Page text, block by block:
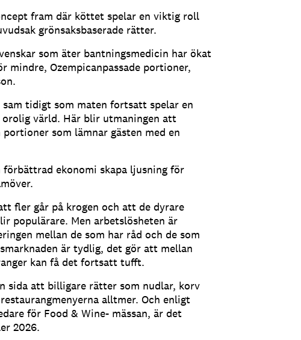
fram där köttet spelar en viktig roll
grönsaksbaserade rätter.
som äter bantningsmedicin har ökat
mindre, Ozempicanpassade portioner,
tidigt som maten fortsatt spelar en
värld. Här blir utmaningen att
som lämnar gästen med en
förbättrad ekonomi skapa ljusning för
fler går på krogen och att de dyrare
populärare. Men arbetslösheten är
mellan de som har råd och de som
är tydlig, det gör att mellan
kan få det fortsatt tufft.
sida att billigare rätter som nudlar, korv
alltmer. Och enligt
för Food & Wine- mässan, är det
2026.